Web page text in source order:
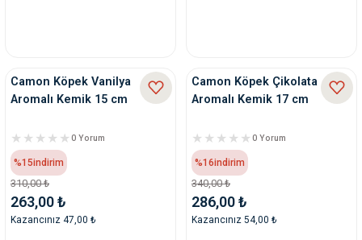
Camon Köpek Vanilya
Aromalı Kemik 15 cm
0 Yorum
%15indirim
310,00 ₺
263,00 ₺
Kazancınız 47,00 ₺
Camon Köpek Çikolata
Aromalı Kemik 17 cm
0 Yorum
%16indirim
340,00 ₺
286,00 ₺
Kazancınız 54,00 ₺